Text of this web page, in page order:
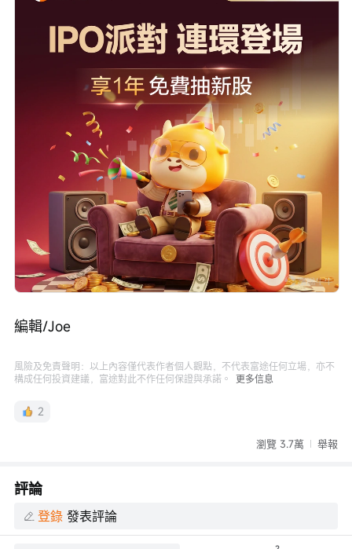
編輯/Joe
風險及免責聲明：以上內容僅代表作者個人觀點，不代表富途任何立場，亦不
構成任何投資建議，富途對此不作任何保證與承諾。
更多信息
2
瀏覽 3.7萬 舉報
評論
登錄 發表評論